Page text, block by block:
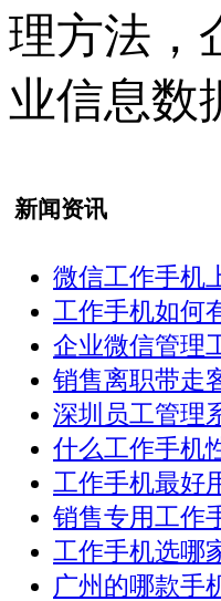
理方法，
业信息数
新闻资讯
微信工作手机
工作手机如何
企业微信管理
销售离职带走
深圳员工管理
什么工作手机
工作手机最好
销售专用工作
工作手机选哪
广州的哪款手